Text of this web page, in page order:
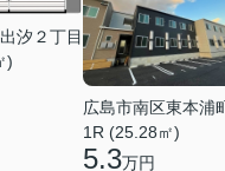
汐２丁目
)
広島市南区東本浦
1R (25.28㎡)
5.3万円